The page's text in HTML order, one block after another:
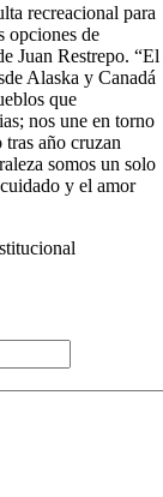
recreacional para
opciones de
Juan Restrepo. “El
Alaska y Canadá
que
nos une en torno
tras año cruzan
somos un solo
y el amor